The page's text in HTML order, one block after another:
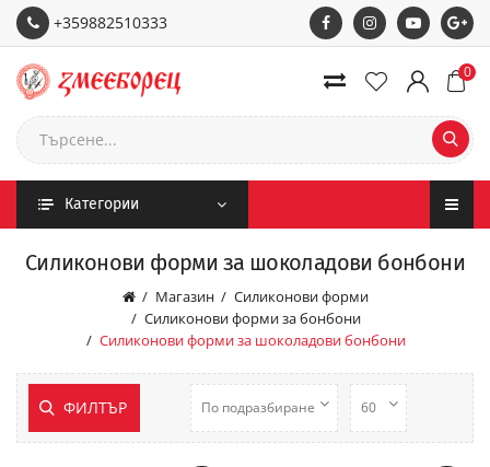
+359882510333
0
Категории
Силиконови форми за шоколадови бонбони
Магазин
Силиконови форми
Силиконови форми за бонбони
Силиконови форми за шоколадови бонбони
ФИЛТЪР